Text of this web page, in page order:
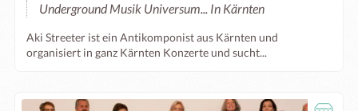
Underground Musik Universum... In Kärnten
Aki Streeter ist ein Antikomponist aus Kärnten und
organisiert in ganz Kärnten Konzerte und sucht...